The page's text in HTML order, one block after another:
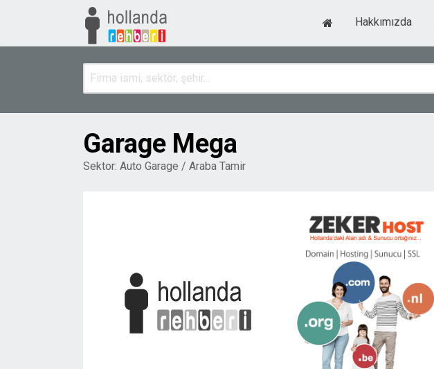
Hakkımızda
Garage Mega
Sektor: Auto Garage / Araba Tamir